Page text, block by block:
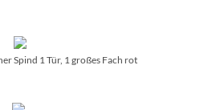
Spind 1 Tür, 1 großes Fach rot